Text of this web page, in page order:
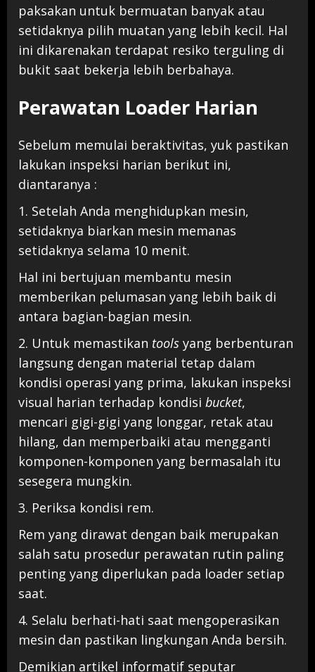
paksakan untuk bermuatan banyak atau
setidaknya pilih muatan yang lebih kecil. Hal
ini dikarenakan terdapat resiko terguling di
bukit saat bekerja lebih berbahaya.
Perawatan Loader Harian
Sebelum memulai beraktivitas, yuk pastikan
lakukan inspeksi harian berikut ini,
diantaranya :
1. Setelah Anda menghidupkan mesin,
setidaknya biarkan mesin memanas
setidaknya selama 10 menit.
Hal ini bertujuan membantu mesin
memberikan pelumasan yang lebih baik di
antara bagian-bagian mesin.
2. Untuk memastikan tools yang berbenturan
langsung dengan material tetap dalam
kondisi operasi yang prima, lakukan inspeksi
visual harian terhadap kondisi bucket,
mencari gigi-gigi yang longgar, retak atau
hilang, dan memperbaiki atau mengganti
komponen-komponen yang bermasalah itu
sesegera mungkin.
3. Periksa kondisi rem.
Rem yang dirawat dengan baik merupakan
salah satu prosedur perawatan rutin paling
penting yang diperlukan pada loader setiap
saat.
4. Selalu berhati-hati saat mengoperasikan
mesin dan pastikan lingkungan Anda bersih.
Demikian artikel informatif seputar